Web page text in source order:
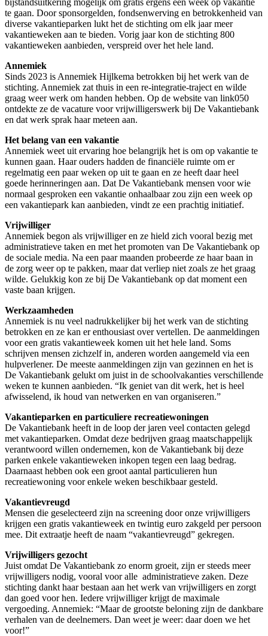
bijstandsuitkering mogelijk om gratis ergens een week op vakantie
te gaan. Door sponsorgelden, fondsenwerving en betrokkenheid van
diverse vakantieparken lukt het de stichting om elk jaar meer
vakantieweken aan te bieden. Vorig jaar kon de stichting 800
vakantieweken aanbieden, verspreid over het hele land.
Annemiek
Sinds 2023 is Annemiek Hijlkema betrokken bij het werk van de
stichting. Annemiek zat thuis in een re-integratie-traject en wilde
graag weer werk om handen hebben. Op de website van link050
ontdekte ze de vacature voor vrijwilligerswerk bij De Vakantiebank
en dat werk sprak haar meteen aan.
Het belang van een vakantie
Annemiek weet uit ervaring hoe belangrijk het is om op vakantie te
kunnen gaan. Haar ouders hadden de financiële ruimte om er
regelmatig een paar weken op uit te gaan en ze heeft daar heel
goede herinneringen aan. Dat De Vakantiebank mensen voor wie
normaal gesproken een vakantie onhaalbaar zou zijn een week op
een vakantiepark kan aanbieden, vindt ze een prachtig initiatief.
Vrijwilliger
Annemiek begon als vrijwilliger en ze hield zich vooral bezig met
administratieve taken en met het promoten van De Vakantiebank op
de sociale media. Na een paar maanden probeerde ze haar baan in
de zorg weer op te pakken, maar dat verliep niet zoals ze het graag
wilde. Gelukkig kon ze bij De Vakantiebank op dat moment een
vaste baan krijgen.
Werkzaamheden
Annemiek is nu veel nadrukkelijker bij het werk van de stichting
betrokken en ze kan er enthousiast over vertellen. De aanmeldingen
voor een gratis vakantieweek komen uit het hele land. Soms
schrijven mensen zichzelf in, anderen worden aangemeld via een
hulpverlener. De meeste aanmeldingen zijn van gezinnen en het is
De Vakantiebank gelukt om juist in de schoolvakanties verschillende
weken te kunnen aanbieden. “Ik geniet van dit werk, het is heel
afwisselend, ik houd van netwerken en van organiseren.”
Vakantieparken en particuliere recreatiewoningen
De Vakantiebank heeft in de loop der jaren veel contacten gelegd
met vakantieparken. Omdat deze bedrijven graag maatschappelijk
verantwoord willen ondernemen, kon de Vakantiebank bij deze
parken enkele vakantieweken inkopen tegen een laag bedrag.
Daarnaast hebben ook een groot aantal particulieren hun
recreatiewoning voor enkele weken beschikbaar gesteld.
Vakantievreugd
Mensen die geselecteerd zijn na screening door onze vrijwilligers
krijgen een gratis vakantieweek en twintig euro zakgeld per persoon
mee. Dit extraatje heeft de naam “vakantievreugd” gekregen.
Vrijwilligers gezocht
Juist omdat De Vakantiebank zo enorm groeit, zijn er steeds meer
vrijwilligers nodig, vooral voor alle administratieve zaken. Deze
stichting dankt haar bestaan aan het werk van vrijwilligers en zorgt
dan goed voor hen. Iedere vrijwilliger krijgt de maximale
vergoeding. Annemiek: “Maar de grootste beloning zijn de dankbare
verhalen van de deelnemers. Dan weet je weer: daar doen we het
voor!”